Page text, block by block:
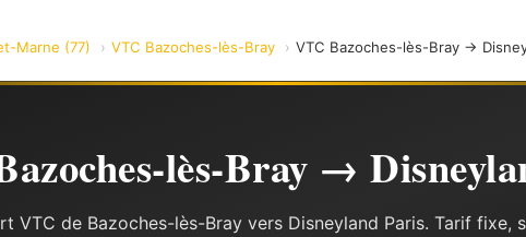
Marne (77) VTC Bazoches-lès-Bray VTC Bazoches-lès-Bray →
lès-Bray →
VTC de Bazoches-lès-Bray vers Disneyland Paris. Tarif fixe,